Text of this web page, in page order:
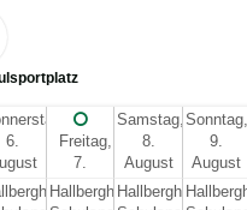
6.
Freitag,
7.
August
2026
Samstag,
8.
August
2026
Sonntag,
9.
August
2026
HallberghalleHallberghalle